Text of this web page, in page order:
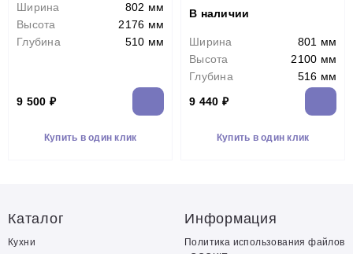
Ширина
802 мм
Высота
2176 мм
Глубина
510 мм
9 500 ₽
Купить в один клик
В наличии
Ширина
801 мм
Высота
2100 мм
Глубина
516 мм
9 440 ₽
Купить в один клик
Каталог
Кухни
Информация
Политика использования файлов